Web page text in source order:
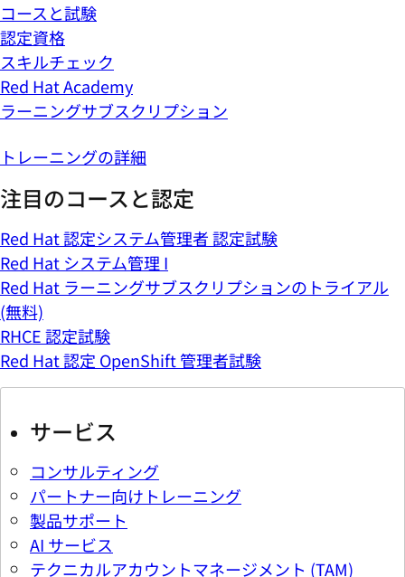
コースと試験
認定資格
スキルチェック
Red Hat Academy
ラーニングサブスクリプション
トレーニングの詳細
注目のコースと認定
Red Hat 認定システム管理者 認定試験
Red Hat システム管理 I
Red Hat ラーニングサブスクリプションのトライアル
(無料)
RHCE 認定試験
Red Hat 認定 OpenShift 管理者試験
サービス
コンサルティング
パートナー向けトレーニング
製品サポート
AI サービス
テクニカルアカウントマネージメント (TAM)